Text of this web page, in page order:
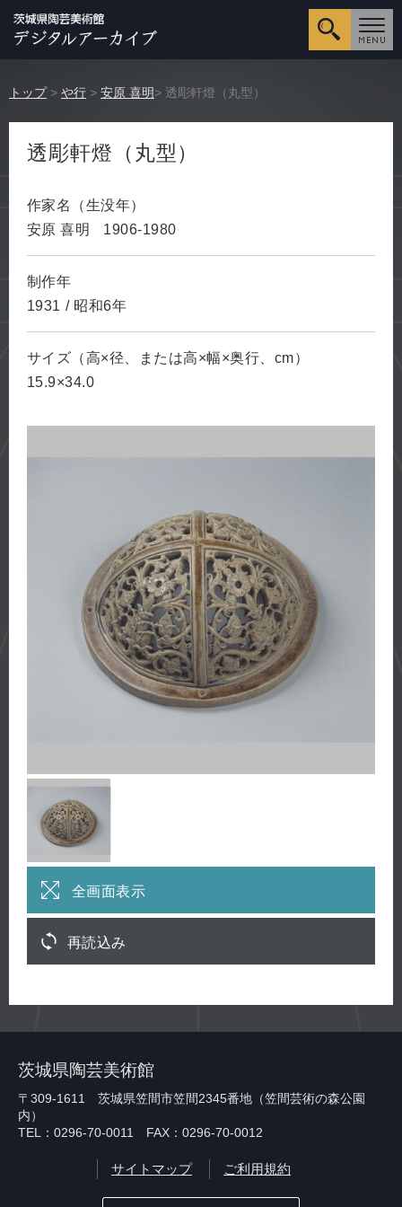
詳細検
トップ > や行 > 安原 喜明 > 透彫軒燈（丸型）
透彫軒燈（丸型）
作家名（生没年）
安原 喜明
1906-1980
制作年
1931 / 昭和6年
サイズ（高×径、または高×幅×奥行、cm）
15.9×34.0
全画面表示
再読込み
茨城県陶芸美術館
〒309-1611 茨城県笠間市笠間2345番地（笠間芸術の森公園
内）
TEL：0296-70-0011 FAX：0296-70-0012
サイトマップ ご利用規約